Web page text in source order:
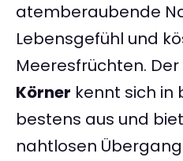
atemberaubende
Lebensgefühl und
Meeresfrüchten. Der
Körner kennt sich in
bestens aus und
nahtlosen